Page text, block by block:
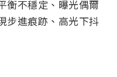
衡不穩定、曝光偶爾
步進痕跡、高光下抖